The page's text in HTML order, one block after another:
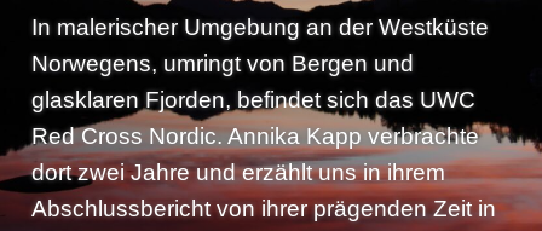
n
g
Presse
Kontakt
In malerischer Umgebung an der Westküste
Norwegens, umringt von Bergen und
glasklaren Fjorden, befindet sich das UWC
Red Cross Nordic. Annika Kapp verbrachte
dort zwei Jahre und erzählt uns in ihrem
Abschlussbericht von ihrer prägenden Zeit in